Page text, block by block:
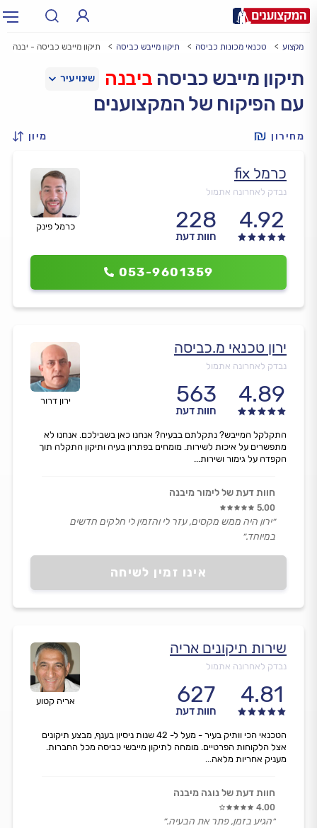
עירעיר: תל אביב, חיפה…
מקצוע טכנאי מכונות כביסה תיקון מייבש כביסה תיקון מייבש כביסה - יבנה
תיקון מייבש כביסה ביבנה
עם הפיקוח של המקצוענים
מחירון מיון
כרמל פינק
כרמל fix
נבדק לאחרונה אתמול
4.92
228
חוות דעת
053-9601359
ירון דרור
ירון טכנאי מ.כביסה
נבדק לאחרונה אתמול
4.89
563
חוות דעת
אינו זמין לשיחה
התקלקל המייבש? נתקלתם בבעיה? אנחנו כאן בשבילכם. אנחנו לא
מתפשרים על איכות לשירות. מומחים בפתרון בעיה ותיקון התקלה תוך
הקפדה על גימור ושירות...
חוות דעת של לימור מיבנה
5.00
״ירון היה ממש מקסים, עזר לי והזמין לי חלקים חדשים
במיוחד.״
אריה קטוע
שירות תיקונים אריה
נבדק לאחרונה אתמול
4.81
627
חוות דעת
הטכנאי הכי וותיק בעיר - מעל ל- 42 שנות ניסיון בענף, מבצע תיקונים
אצל הלקוחות הפרטיים. מומחה לתיקון מייבשי כביסה מכל החברות.
מעניק אחריות מלאה...
חוות דעת של נוגה מיבנה
4.00
״הגיע בזמן, פתר את הבעיה.״